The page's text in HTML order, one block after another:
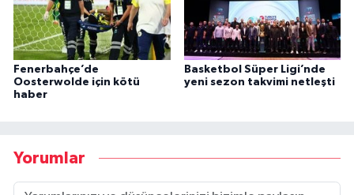
Fenerbahçe’de
Oosterwolde için kötü
haber
Basketbol Süper Ligi’nde
yeni sezon takvimi netleşti
Yorumlar